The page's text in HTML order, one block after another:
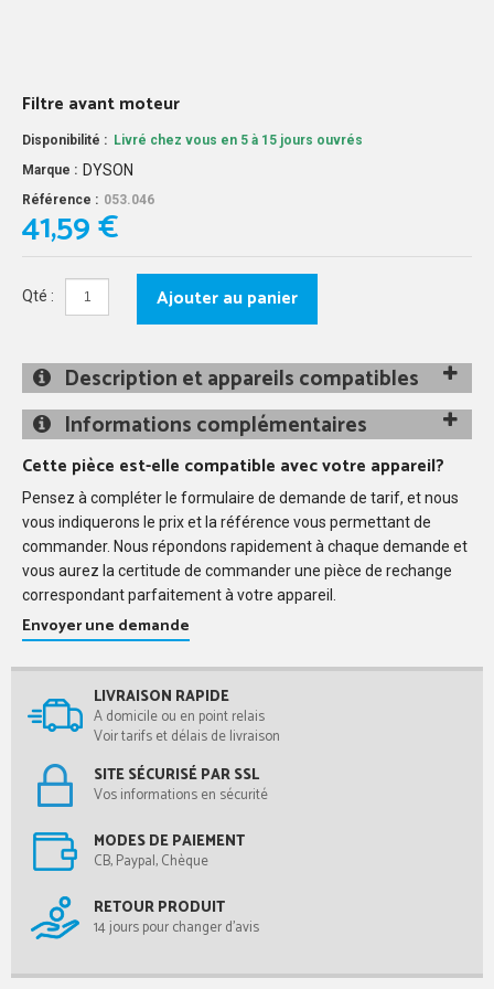
Filtre avant moteur
Disponibilité :
Livré chez vous en 5 à 15 jours ouvrés
Marque : DYSON
Référence : 053.046
41,59 €
Qté : Ajouter au panier
Description et appareils compatibles
Informations complémentaires
Cette pièce est-elle compatible avec votre appareil?
Pensez à compléter le formulaire de demande de tarif, et nous
vous indiquerons le prix et la référence vous permettant de
commander. Nous répondons rapidement à chaque demande et
vous aurez la certitude de commander une pièce de rechange
correspondant parfaitement à votre appareil.
Envoyer une demande
LIVRAISON RAPIDE
A domicile ou en point relais
Voir tarifs et délais de livraison
SITE SÉCURISÉ PAR SSL
Vos informations en sécurité
MODES DE PAIEMENT
CB, Paypal, Chèque
RETOUR PRODUIT
14 jours pour changer d'avis